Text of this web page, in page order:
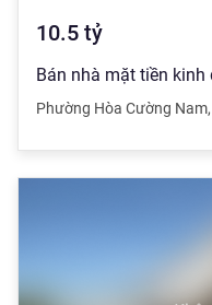
10.5 tỷ
Phường Hòa Cường Nam,